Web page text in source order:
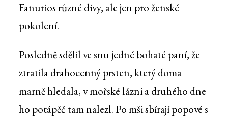
Fanurios různé divy, ale jen pro ženské
pokolení.
Posledně sdělil ve snu jedné bohaté paní, že
ztratila drahocenný prsten, který doma
marně hledala, v mořské lázni a druhého dne
ho potápěč tam nalezl. Po mši sbírají popové s